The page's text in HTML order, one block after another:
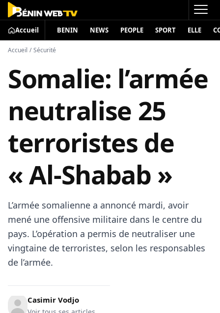
Accueil BENIN NEWS PEOPLE SPORT ELLE
Accueil / Sécurité
Somalie: l’armée
neutralise 25
terroristes de
« Al-Shabab »
L’armée somalienne a annoncé mardi, avoir
mené une offensive militaire dans le centre du
pays. L’opération a permis de neutraliser une
vingtaine de terroristes, selon les responsables
de l’armée.
Casimir Vodjo